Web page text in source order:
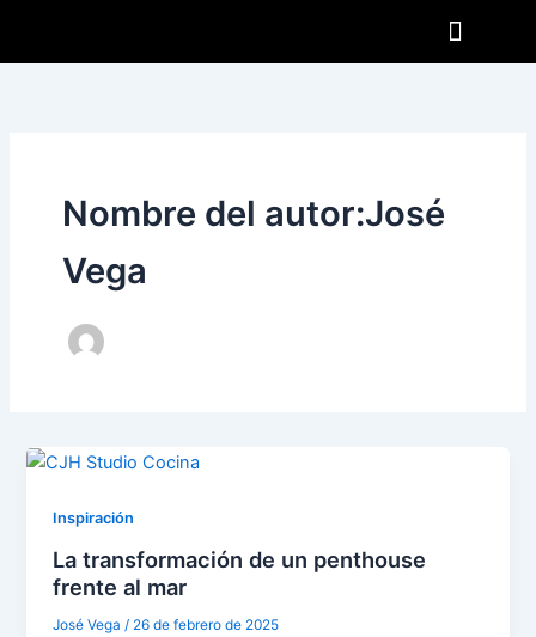
contenido
Nombre del autor:José
Vega
Inspiración
La transformación de un penthouse
frente al mar
José Vega/ 26 de febrero de 2025